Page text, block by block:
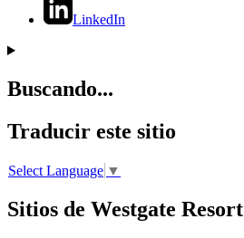
LinkedIn
Buscando...
Traducir este sitio
Select Language ▼
Sitios de Westgate Resort